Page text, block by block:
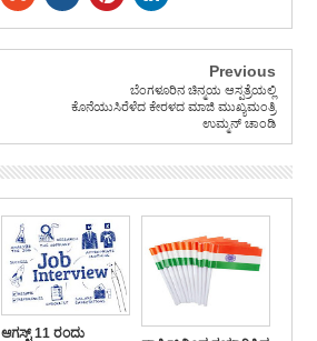
Previous
ಬೆಂಗಳೂರಿನ ಚಿನ್ಮಯ ಆಸ್ಪತ್ರೆಯಲ್ಲಿ
ಕೊನೆಯುಸಿರೆಳೆದ ಕೇರಳದ ಮಾಜಿ ಮುಖ್ಯಮಂತ್ರಿ
ಉಮ್ಮನ್ ಚಾಂಡಿ
ಆಗಸ್ಟ್ 11 ರಂದು